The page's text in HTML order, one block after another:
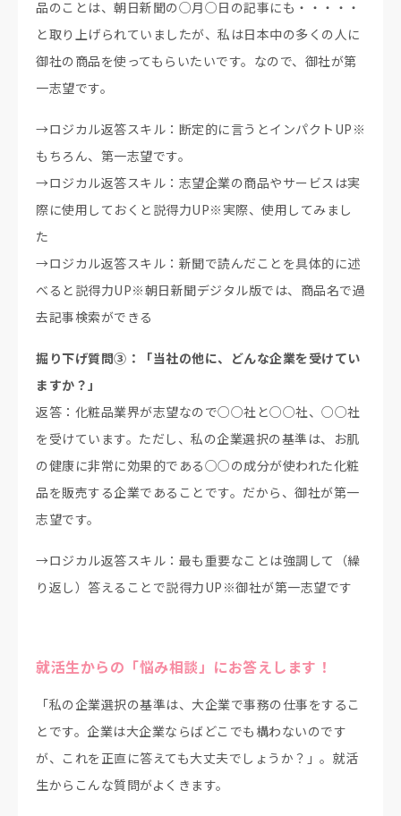
品のことは、朝日新聞の○月○日の記事にも・・・・・
と取り上げられていましたが、私は日本中の多くの人に
御社の商品を使ってもらいたいです。なので、御社が第
一志望です。
→ロジカル返答スキル：断定的に言うとインパクトUP※
もちろん、第一志望です。
→ロジカル返答スキル：志望企業の商品やサービスは実
際に使用しておくと説得力UP※実際、使用してみまし
た
→ロジカル返答スキル：新聞で読んだことを具体的に述
べると説得力UP※朝日新聞デジタル版では、商品名で過
去記事検索ができる
掘り下げ質問③：「当社の他に、どんな企業を受けてい
ますか？」
返答：化粧品業界が志望なので○○社と○○社、○○社
を受けています。ただし、私の企業選択の基準は、お肌
の健康に非常に効果的である○○の成分が使われた化粧
品を販売する企業であることです。だから、御社が第一
志望です。
→ロジカル返答スキル：最も重要なことは強調して（繰
り返し）答えることで説得力UP※御社が第一志望です
就活生からの「悩み相談」にお答えします！
「私の企業選択の基準は、大企業で事務の仕事をするこ
とです。企業は大企業ならばどこでも構わないのです
が、これを正直に答えても大丈夫でしょうか？」。就活
生からこんな質問がよくきます。